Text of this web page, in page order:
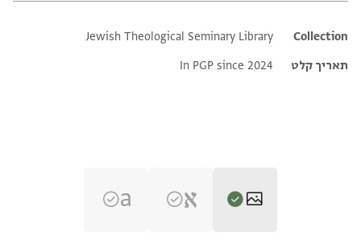
Additional metadata
Collection
Jewish Theological Seminary Library
תאריך קלט
In PGP since 2024